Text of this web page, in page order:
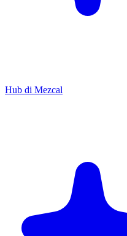
Hub di Mezcal